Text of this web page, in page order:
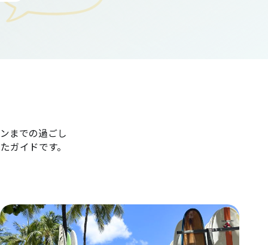
までの過ごし
ガイドです。